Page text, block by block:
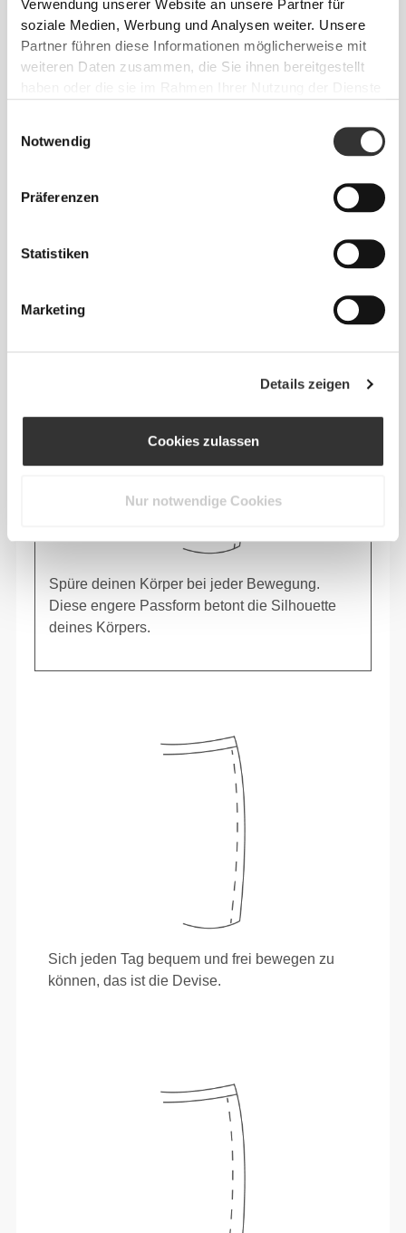
Verwendung unserer Website an unsere Partner für
soziale Medien, Werbung und Analysen weiter. Unsere
Partner führen diese Informationen möglicherweise mit
weiteren Daten zusammen, die Sie ihnen bereitgestellt
Notwendig
Präferenzen
Statistiken
Marketing
Details zeigen
Cookies zulassen
Nur notwendige Cookies
50% Polyamid
45% Polyester
5% Elastan
Spüre deinen Körper bei jeder Bewegung.
Diese engere Passform betont die Silhouette
deines Körpers.
Sich jeden Tag bequem und frei bewegen zu
können, das ist die Devise.